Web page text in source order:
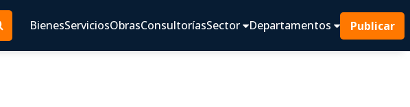
BienesServiciosObrasConsultoríasSector Departamentos Publicar